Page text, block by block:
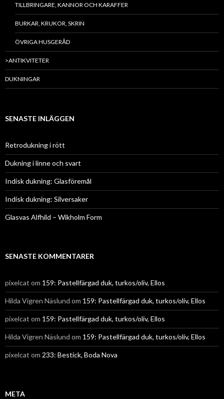
TILLBRINGARE, KANNOR OCH KARAFFER
BURKAR, KRUKOR, SKRIN
ÖVRIGA HUSGERÅD
>ANTIKVITETER
DUKNINGAR
SENASTE INLÄGGEN
Retrodukning i rött
Dukning i linne och svart
Indisk dukning: Glasföremål
Indisk dukning: Silversaker
Glasvas Alfhild – Wikholm Form
SENASTE KOMMENTARER
pixelcat om 159: Pastellfärgad duk, turkos/oliv, Ellos
Hilda Vigren Näslund om 159: Pastellfärgad duk, turkos/oliv, Ellos
pixelcat om 159: Pastellfärgad duk, turkos/oliv, Ellos
Hilda Vigren Näslund om 159: Pastellfärgad duk, turkos/oliv, Ellos
pixelcat om 233: Bestick, Boda Nova
META